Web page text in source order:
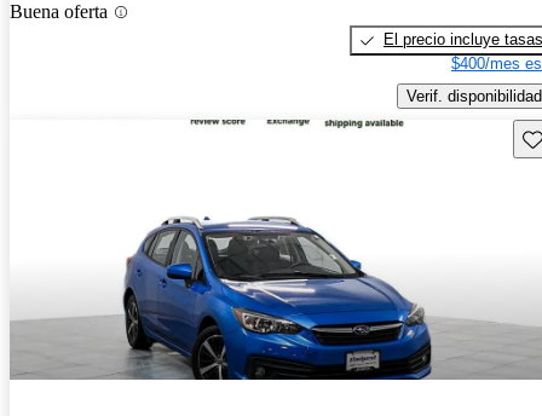
Buena oferta
El precio incluye tasas
$400/mes
Verif. disponibilidad